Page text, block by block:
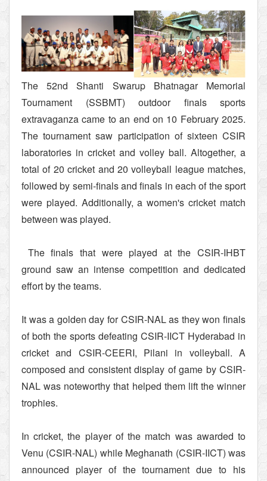
The 52nd Shanti Swarup Bhatnagar Memorial
Tournament (SSBMT) outdoor finals sports
extravaganza came to an end on 10 February 2025.
The tournament saw participation of sixteen CSIR
laboratories in cricket and volley ball. Altogether, a
total of 20 cricket and 20 volleyball league matches,
followed by semi-finals and finals in each of the sport
were played. Additionally, a women's cricket match
between was played.
The finals that were played at the CSIR-IHBT
ground saw an intense competition and dedicated
effort by the teams.
It was a golden day for CSIR-NAL as they won finals
of both the sports defeating CSIR-IICT Hyderabad in
cricket and CSIR-CEERI, Pilani in volleyball. A
composed and consistent display of game by CSIR-
NAL was noteworthy that helped them lift the winner
trophies.
In cricket, the player of the match was awarded to
Venu (CSIR-NAL) while Meghanath (CSIR-IICT) was
announced player of the tournament due to his